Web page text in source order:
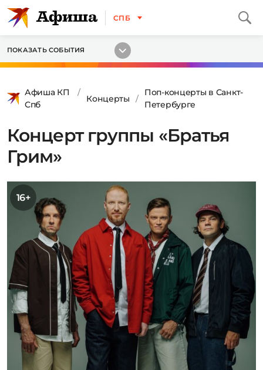
СПБ
ПОКАЗАТЬ СОБЫТИЯ
Афиша КП
Спб
Концерты
Поп-концерты в Санкт-
Петербурге
Концерт группы «Братья
Грим»
16+